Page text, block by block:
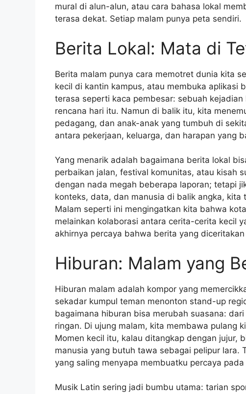
mural di alun-alun, atau cara bahasa lokal
terasa dekat. Setiap malam punya peta sendiri.
Berita Lokal: Mata di
Berita malam punya cara memotret dunia kita
kecil di kantin kampus, atau membuka aplikasi
terasa seperti kaca pembesar: sebuah
rencana hari itu. Namun di balik itu, kita
pedagang, dan anak-anak yang tumbuh di
antara pekerjaan, keluarga, dan harapan yang
Yang menarik adalah bagaimana berita lokal
perbaikan jalan, festival komunitas, atau kisah
dengan nada megah beberapa laporan; tetapi
konteks, data, dan manusia di balik angka,
Malam seperti ini mengingatkan kita bahwa
melainkan kolaborasi antara cerita-cerita kecil
akhirnya percaya bahwa berita yang
Hiburan: Malam yang
Hiburan malam adalah kompor yang
sekadar kumpul teman menonton stand-up
bagaimana hiburan bisa merubah suasana:
ringan. Di ujung malam, kita membawa pulang
Momen kecil itu, kalau ditangkap dengan jujur,
manusia yang butuh tawa sebagai pelipur lara.
yang saling menyapa membuatku percaya
Musik Latin sering jadi bumbu utama: tarian